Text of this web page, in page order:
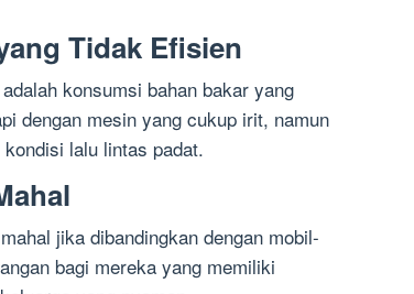
Tidak Efisien
konsumsi bahan bakar yang
dengan mesin yang cukup irit, namun
lalu lintas padat.
jika dibandingkan dengan mobil-
bagi mereka yang memiliki